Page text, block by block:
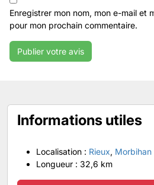
Enregistrer mon nom, mon e-mail et
pour mon prochain commentaire.
Informations utiles
Localisation : Rieux, Morbihan
Longueur : 32,6 km